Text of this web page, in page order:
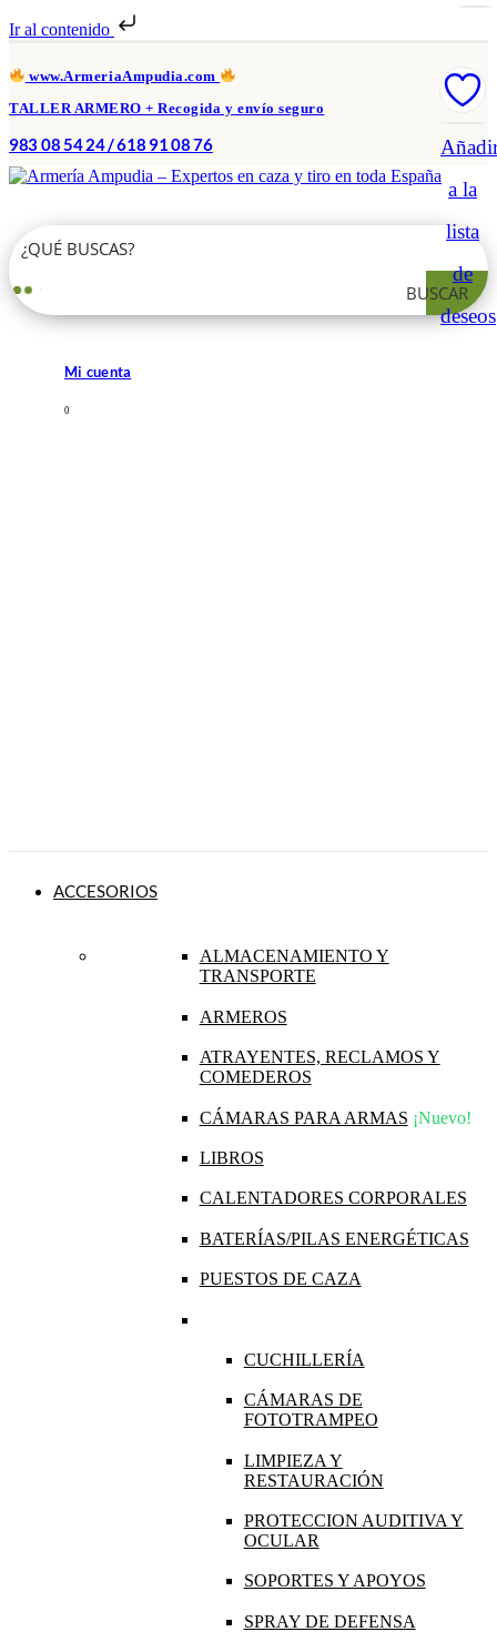
Ir al contenido
www.ArmeriaAmpudia.com
TALLER ARMERO + Recogida y envío seguro
983 08 54 24 / 618 91 08 76
BUSCAR
Mi cuenta
0
ACCESORIOS
ALMACENAMIENTO Y
TRANSPORTE
ARMEROS
ATRAYENTES, RECLAMOS Y
COMEDEROS
CÁMARAS PARA ARMAS ¡Nuevo!
LIBROS
CALENTADORES CORPORALES
BATERÍAS/PILAS ENERGÉTICAS
PUESTOS DE CAZA
CUCHILLERÍA
CÁMARAS DE
FOTOTRAMPEO
LIMPIEZA Y
RESTAURACIÓN
PROTECCION AUDITIVA Y
OCULAR
SOPORTES Y APOYOS
SPRAY DE DEFENSA
a la
lista
de
deseos